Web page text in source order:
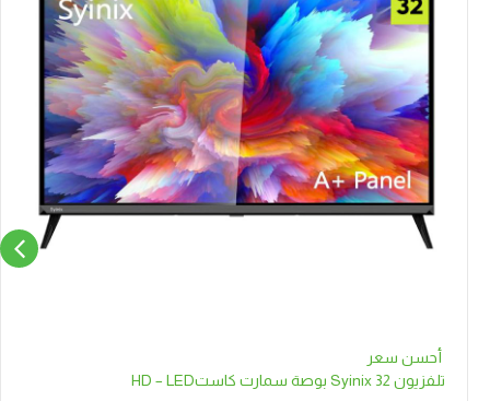
أحسن سعر
تلفزيون Syinix 32 بوصة سمارت كاستHD – LED